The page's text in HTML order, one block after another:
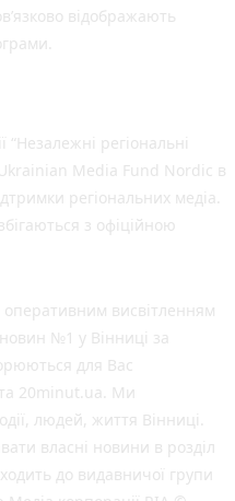
відображають
“Незалежні регіональні
Media Fund Nordic в
регіональних медіа.
з офіційною
висвітленням
№1 у Вінниці за
для Вас
20minut.ua. Ми
людей, життя Вінниці.
власні новини в розділ
до видавничої групи